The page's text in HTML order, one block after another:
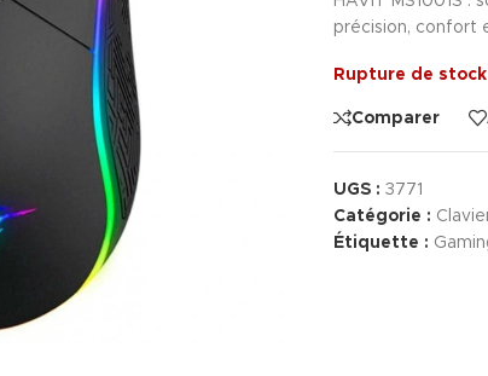
précision, confort
Rupture de stock
Comparer
UGS : 3771
Catégorie :
Étiquette :